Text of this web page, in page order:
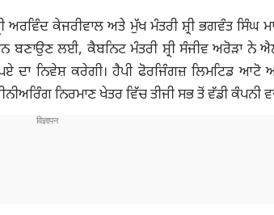
ਅਰਵਿੰਦ ਕੇਜਰੀਵਾਲ ਅਤੇ ਮੁੱਖ ਮੰਤਰੀ ਸ਼੍ਰੀ ਭਗਵੰਤ ਸਿੰਘ
ਲਈ, ਕੈਬਨਿਟ ਮੰਤਰੀ ਸ਼੍ਰੀ ਸੰਜੀਵ ਅਰੋੜਾ ਨੇ
ਦਾ ਨਿਵੇਸ਼ ਕਰੇਗੀ। ਹੈਪੀ ਫੋਰਜਿੰਗਜ਼ ਲਿਮਟਿਡ ਆਟੋ
ਨਿਰਮਾਣ ਖੇਤਰ ਵਿੱਚ ਤੀਜੀ ਸਭ ਤੋਂ ਵੱਡੀ ਕੰਪਨੀ